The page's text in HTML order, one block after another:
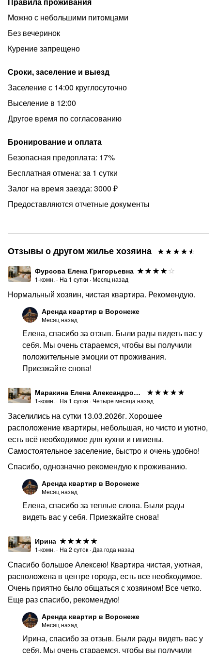
отдыха.
✅Условия проживания
* Заезд с 14:00, выезд до 12:00.
Ранний заезд и поздний выезд — за доплату.
* Залог 3000 р. (возвращается после уборки).
* Заселение по паспорту только совершеннолетних.
* Соблюдение тишины с 22:00 до 08:00.
* Размещение с питомцами — по согласованию, за
доплату.
⛔️Запрещено
* Мероприятия, вечеринки и шумные компании.
* Курение (сигареты, кальян и т.д.), даже на балконе.
За нарушение правил проживания предусмотрен
штраф.
* Фото полностью соответствуют реальности —
* Квартира под охраной, ведётся наружное
видеонаблюдение.
✅Не ждите — бронируйте прямо сейчас, пока квартира
свободна на ваши даты!
Можно с небольшими питомцами
Без вечеринок
Курение запрещено
Сроки, заселение и выезд
Заселение с 14:00 круглосуточно
Выселение в 12:00
Другое время по согласованию
Бронирование и оплата
Безопасная предоплата: 17%
Бесплатная отмена: за 1 сутки
Залог на время заезда: 3000 ₽
Предоставляются отчетные документы
Отзывы о другом жилье хозяина
Фурсова Елена Григорьевна
1-комн. · На 1 сутки · Месяц назад
Нормальный хозяин, чистая квартира. Рекомендую.
Аренда квартир в Воронеже
Месяц назад
Елена, спасибо за отзыв. Были рады видеть вас у
себя. Мы очень стараемся, чтобы вы получили
положительные эмоции от проживания.
Приезжайте снова!
Маракина Елена Александровна
1-комн. · На 1 сутки · Четыре месяца назад
Заселились на сутки 13.03.2026г. Хорошее
расположение квартиры, небольшая, но чисто и уютно,
есть всё необходимое для кухни и гигиены.
Самостоятельное заселение, быстро и очень удобно!
Спасибо, однозначно рекомендую к проживанию.
Аренда квартир в Воронеже
Месяц назад
Елена, спасибо за теплые слова. Были рады
видеть вас у себя. Приезжайте снова!
Ирина
1-комн. · На 2 суток · Два года назад
Спасибо большое Алексею! Квартира чистая, уютная,
расположена в центре города, есть все необходимое.
Очень приятно было общаться с хозяином! Все четко.
Еще раз спасибо, рекомендую!
Аренда квартир в Воронеже
Месяц назад
Ирина, спасибо за отзыв. Были рады видеть вас у
себя. Мы очень стараемся, чтобы вы получили